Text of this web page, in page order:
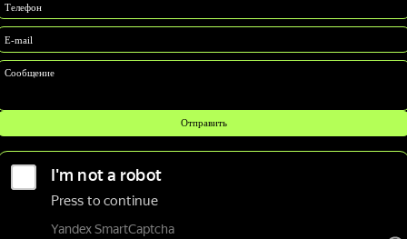
Телефон
E-mail
Сообщение